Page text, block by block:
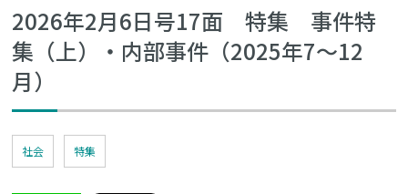
2026年2月6日号17面 特集 事件特
集（上）・内部事件（2025年7～12
月）
社会 特集